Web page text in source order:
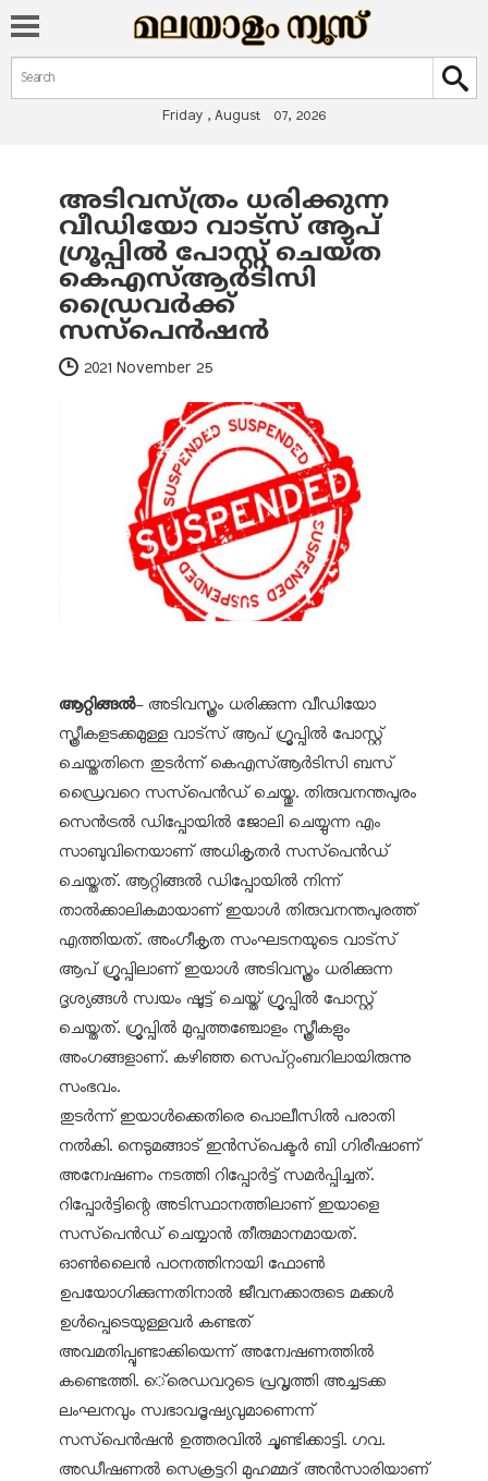
Search form
Search
Friday , August 07, 2026
You are here
അടിവസ്ത്രം ധരിക്കുന്ന
വീഡിയോ വാട്‌സ് ആപ്
ഗ്രൂപ്പില്‍ പോസ്റ്റ് ചെയ്ത
കെഎസ്ആര്‍ടിസി
ഡ്രൈവര്‍ക്ക്
സസ്‌പെന്‍ഷന്‍
2021 November 25
ആറ്റിങ്ങല്‍- അടിവസ്ത്രം ധരിക്കുന്ന വീഡിയോ
സ്ത്രീകളടക്കമുള്ള വാട്‌സ് ആപ് ഗ്രൂപ്പില്‍ പോസ്റ്റ്
ചെയ്തതിനെ തുടര്‍ന്ന് കെഎസ്ആര്‍ടിസി ബസ്
ഡ്രൈവറെ സസ്‌പെന്‍ഡ് ചെയ്തു. തിരുവനന്തപുരം
സെന്‍ട്രല്‍ ഡിപ്പോയില്‍ ജോലി ചെയ്യുന്ന എം
സാബുവിനെയാണ് അധികൃതര്‍ സസ്‌പെന്‍ഡ്
ചെയ്തത്. ആറ്റിങ്ങല്‍ ഡിപ്പോയില്‍ നിന്ന്
താല്‍ക്കാലികമായാണ് ഇയാള്‍ തിരുവനന്തപുരത്ത്
എത്തിയത്. അംഗീകൃത സംഘടനയുടെ വാട്‌സ്
ആപ് ഗ്രൂപ്പിലാണ് ഇയാള്‍ അടിവസ്ത്രം ധരിക്കുന്ന
ദൃശ്യങ്ങള്‍ സ്വയം ഷൂട്ട് ചെയ്ത് ഗ്രൂപ്പില്‍ പോസ്റ്റ്
ചെയ്തത്. ഗ്രൂപ്പില്‍ മുപ്പത്തഞ്ചോളം സ്ത്രീകളും
അംഗങ്ങളാണ്. കഴിഞ്ഞ സെപ്റ്റംബറിലായിരുന്നു
സംഭവം.
തുടര്‍ന്ന് ഇയാള്‍ക്കെതിരെ പൊലീസില്‍ പരാതി
നല്‍കി. നെടുമങ്ങാട് ഇന്‍സ്‌പെക്ടര്‍ ബി ഗിരീഷാണ്
അന്വേഷണം നടത്തി റിപ്പോര്‍ട്ട് സമര്‍പ്പിച്ചത്.
റിപ്പോര്‍ട്ടിന്റെ അടിസ്ഥാനത്തിലാണ് ഇയാളെ
സസ്‌പെന്‍ഡ് ചെയ്യാന്‍ തീരുമാനമായത്.
ഓണ്‍ലൈന്‍ പഠനത്തിനായി ഫോണ്‍
ഉപയോഗിക്കുന്നതിനാല്‍ ജീവനക്കാരുടെ മക്കള്‍
ഉള്‍പ്പെടെയുള്ളവര്‍ കണ്ടത്
അവമതിപ്പുണ്ടാക്കിയെന്ന് അന്വേഷണത്തില്‍
കണ്ടെത്തി. െ്രെഡവറുടെ പ്രവൃത്തി അച്ചടക്ക
ലംഘനവും സ്വഭാവദൂഷ്യവുമാണെന്ന്
സസ്‌പെന്‍ഷന്‍ ഉത്തരവില്‍ ചൂണ്ടിക്കാട്ടി. ഗവ.
അഡീഷണല്‍ സെക്രട്ടറി മുഹമ്മദ് അന്‍സാരിയാണ്